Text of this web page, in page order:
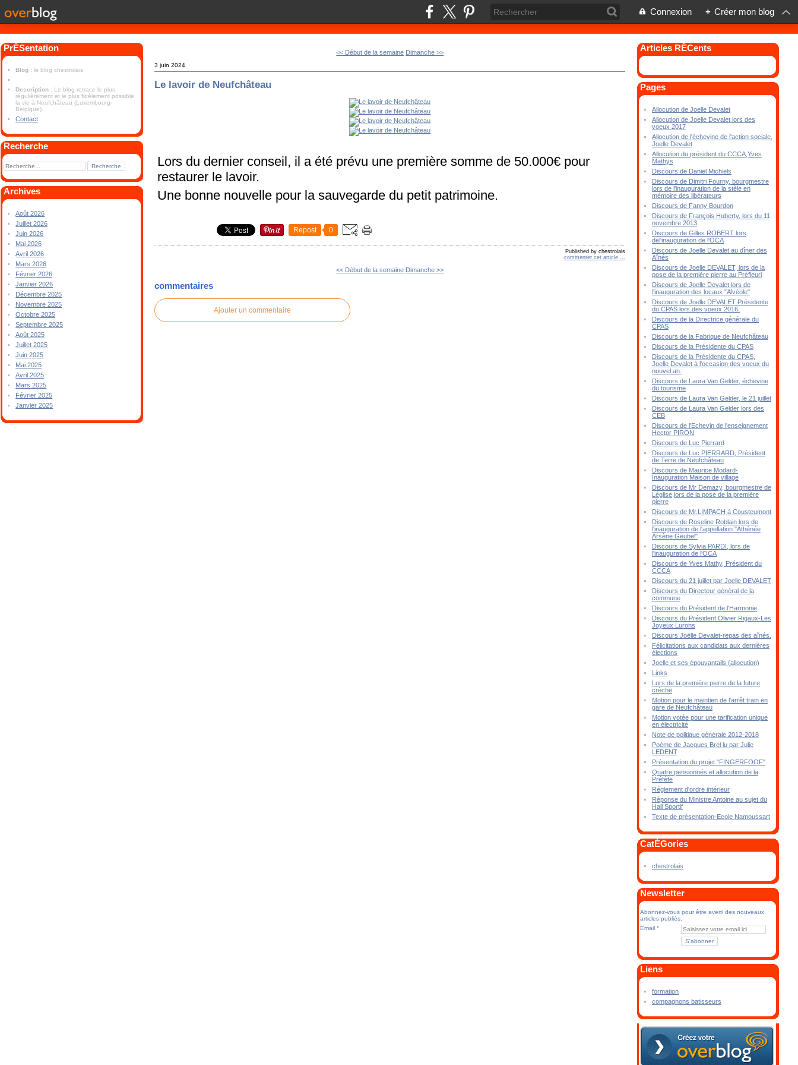
Connexion + Créer mon blog
PrÉSentation
Blog : le blog chestrolais
Description : Le blog retrace le plus
régulièrement et le plus fidèlement possible
la vie à Neufchâteau (Luxembourg-
Belgique).
Contact
Recherche
Archives
Août 2026
Juillet 2026
Juin 2026
Mai 2026
Avril 2026
Mars 2026
Février 2026
Janvier 2026
Décembre 2025
Novembre 2025
Octobre 2025
Septembre 2025
Août 2025
Juillet 2025
Juin 2025
Mai 2025
Avril 2025
Mars 2025
Février 2025
Janvier 2025
<< Début de la semaine Dimanche >>
3 juin 2024
Le lavoir de Neufchâteau
Lors du dernier conseil, il a été prévu une première somme de 50.000€ pour
restaurer le lavoir.
Une bonne nouvelle pour la sauvegarde du petit patrimoine.
Repost 0
Published by chestrolais
commenter cet article
<< Début de la semaine Dimanche >>
commentaires
Ajouter un commentaire
Articles RÉCents
Pages
Allocution de Joelle Devalet
Allocution de Joelle Devalet lors des
voeux 2017
Allocution de l'échevine de l'action sociale,
Joelle Devalet
Allocution du président du CCCA,Yves
Mathys
Discours de Daniel Michiels
Discours de Dimitri Fourny, bourgmestre
lors de l'inauguration de la stèle en
mémoire des libérateurs
Discours de Fanny Bourdon
Discours de François Huberty, lors du 11
novembre 2013
Discours de Gilles ROBERT lors
del'inauguration de l'OCA
Discours de Joelle Devalet au dîner des
Aînés
Discours de Joelle DEVALET, lors de la
pose de la première pierre au Préfleuri
Discours de Joelle Devalet lors de
l'inauguration des locaux "Alvéole"
Discours de Joelle DEVALET Présidente
du CPAS lors des voeux 2016.
Discours de la Directrice générale du
CPAS
Discours de la Fabrique de Neufchâteau
Discours de la Présidente du CPAS
Discours de la Présidente du CPAS,
Joelle Devalet à l'occasion des voeux du
nouvel an.
Discours de Laura Van Gelder, échevine
du tourisme
Discours de Laura Van Gelder, le 21 juillet
Discours de Laura Van Gelder lors des
CEB
Discours de l'Echevin de l'enseignement
Hector PIRON
Discours de Luc Pierrard
Discours de Luc PIERRARD, Président
de Terre de Neufchâteau
Discours de Maurice Modard-
Inauguration Maison de village
Discours de Mr Demazy, bourgmestre de
Léglise,lors de la pose de la première
pierre
Discours de Mr.LIMPACH à Cousteumont
Discours de Roseline Roblain lors de
l'inauguration de l'appellation "Athénée
Arsène Geubel"
Discours de Sylvia PARDI, lors de
l'inauguration de l'OCA
Discours de Yves Mathy, Président du
CCCA
Discours du 21 juillet par Joelle DEVALET
Discours du Directeur général de la
commune
Discours du Président de l'Harmonie
Discours du Président Olivier Rigaux-Les
Joyeux Lurons
Discours Joëlle Devalet-repas des aînés.
Félicitations aux candidats aux dernières
élections
Joelle et ses épouvantails (allocution)
Links
Lors de la première pierre de la future
crèche
Motion pour le maintien de l'arrêt train en
gare de Neufchâteau
Motion votée pour une tarification unique
en électricité
Note de politique générale 2012-2018
Poème de Jacques Brel lu par Julie
LEDENT
Présentation du projet "FINGERFOOF"
Quatre pensionnés et allocution de la
Préfète
Réglement d'ordre intérieur
Réponse du Ministre Antoine au sujet du
Hall Sportif
Texte de présentation-Ecole Namoussart
CatÉGories
chestrolais
Newsletter
Abonnez-vous pour être averti des nouveaux
articles publiés.
Email
Liens
formation
compagnons batisseurs